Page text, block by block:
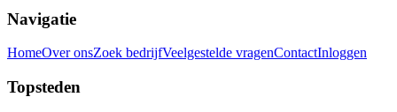
Navigatie
HomeOver onsZoek bedrijfVeelgestelde vragenContactInloggen
Topsteden